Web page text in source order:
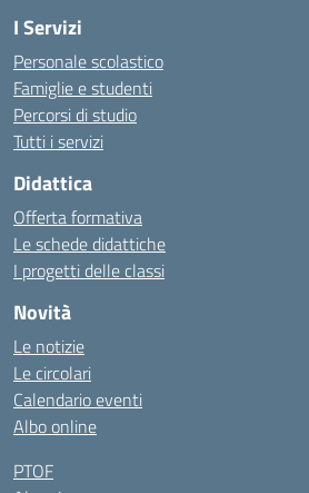
I Servizi
Personale scolastico
Famiglie e studenti
Percorsi di studio
Tutti i servizi
Didattica
Offerta formativa
Le schede didattiche
I progetti delle classi
Novità
Le notizie
Le circolari
Calendario eventi
Albo online
PTOF